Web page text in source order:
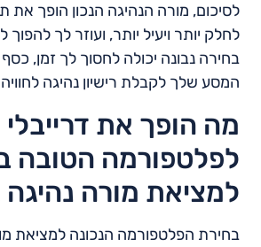
לסיכום, מורה הנהיגה הנכון הופך את
לחלק יותר ויעיל יותר, ועוזר לך להפוך
בחירה נבונה יכולה לחסוך לך זמן,
המסע שלך לקבלת רישיון נהיגה לחוויה
מה הופך את דרייבלי
לפלטפורמה הטובה
למציאת מורה
בחירת הפלטפורמה הנכונה למציאת